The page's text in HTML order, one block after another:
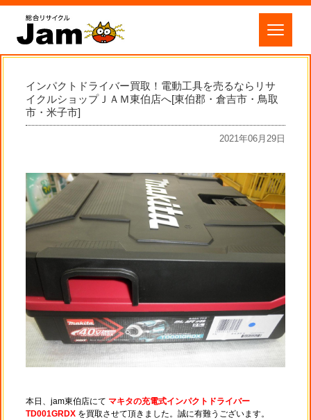
インパクトドライバー買取！電動工具を売るならリサ
イクルショップＪＡＭ東伯店へ[東伯郡・倉吉市・鳥取
市・米子市]
2021年06月29日
本日、jam東伯店にて マキタの充電式インパクトドライバー
TD001GRDX を買取させて頂きました。誠に有難うございます。